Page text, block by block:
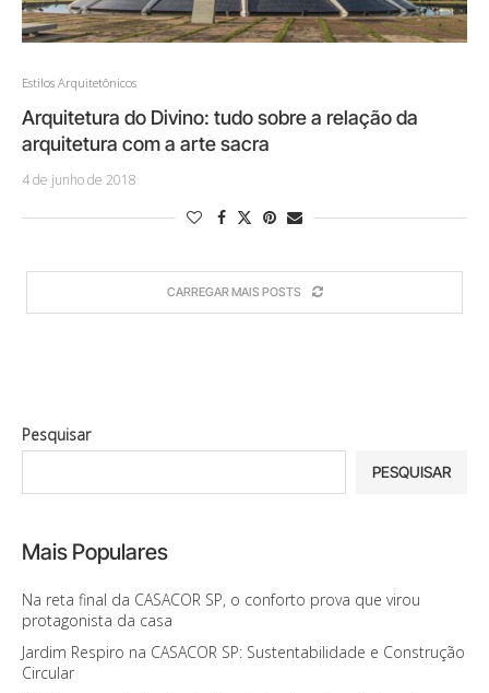
Estilos Arquitetônicos
Arquitetura do Divino: tudo sobre a relação da
arquitetura com a arte sacra
4 de junho de 2018
CARREGAR MAIS POSTS
Pesquisar
PESQUISAR
Mais Populares
Na reta final da CASACOR SP, o conforto prova que virou
protagonista da casa
Jardim Respiro na CASACOR SP: Sustentabilidade e Construção
Circular